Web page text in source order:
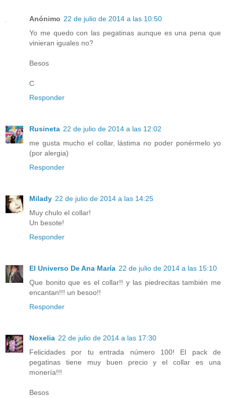
Anónimo 22 de julio de 2014 a las 10:50
Yo me quedo con las pegatinas aunque es una pena que
vinieran iguales no?
Besos
C
Responder
Rusineta 22 de julio de 2014 a las 12:02
me gusta mucho el collar, lástima no poder ponérmelo yo
(por alergia)
Responder
Milady 22 de julio de 2014 a las 14:25
Muy chulo el collar!
Un besote!
Responder
El Universo De Ana María 22 de julio de 2014 a las 15:10
Que bonito que es el collar!! y las piedrecitas también me
encantan!!! un besoo!!
Responder
Noxelia 22 de julio de 2014 a las 17:30
Felicidades por tu entrada número 100! El pack de
pegatinas tiene muy buen precio y el collar es una
monería!!!
Besos